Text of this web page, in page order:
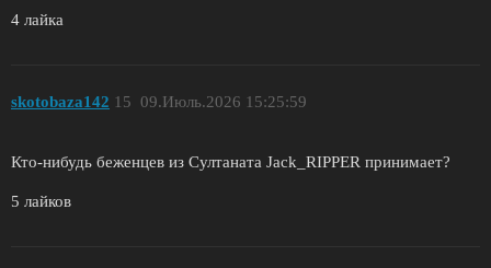
4 лайка
skotobaza142 09.Июль.2026 15:25:59
15
Кто-нибудь беженцев из Султаната Jack_RIPPER принимает?
5 лайков